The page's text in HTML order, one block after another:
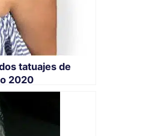
tatuajes de
2020